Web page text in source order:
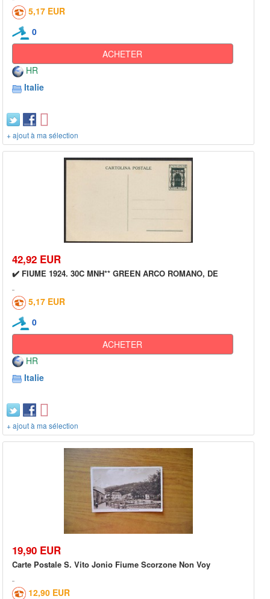
5,17 EUR
0
ACHETER
HR
Italie
+ ajout à ma sélection
42,92 EUR
✔️ FIUME 1924. 30C MNH** GREEN ARCO ROMANO, DE
5,17 EUR
0
ACHETER
HR
Italie
+ ajout à ma sélection
19,90 EUR
Carte Postale S. Vito Jonio Fiume Scorzone Non Voy
12,90 EUR